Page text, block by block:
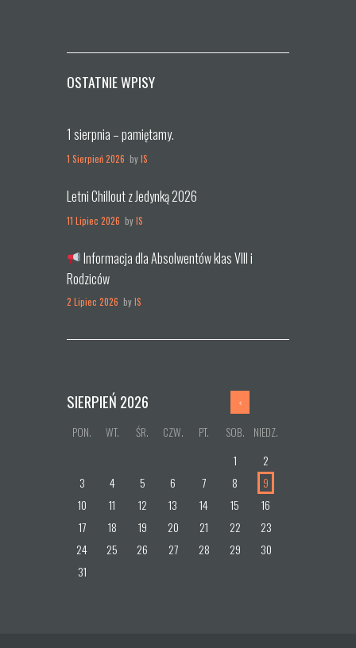
OSTATNIE WPISY
1 sierpnia – pamiętamy.
1 Sierpień 2026 byIS
Letni Chillout z Jedynką 2026
11 Lipiec 2026 byIS
Informacja dla Absolwentów klas VIII i
Rodziców
2 Lipiec 2026 byIS
SIERPIEŃ 2026
PON. WT. ŚR. CZW. PT. SOB. NIEDZ.
1
2
3
4 5 6 7 8
9
10
11 12 13 14 15
16
17
18 19 20 21 22
23
24
25 26 27 28 29
30
31